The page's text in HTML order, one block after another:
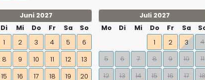
Juni 2027
Di Mi Do Fr Sa
So
1
2 3 4 5
6
8 9 10 11 12
13
15 16 17 18 19
20
Juli 2027
Mo
Di Mi Do Fr Sa
1
2 3
4
5
6 7 8 9 10
11
12
13 14 15 16 17